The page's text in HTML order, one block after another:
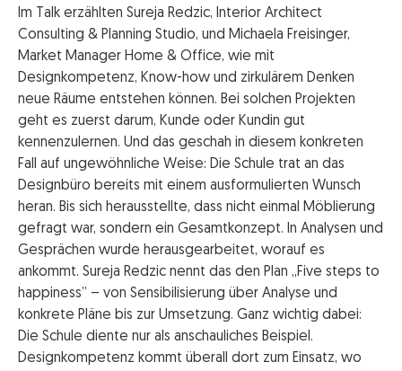
Im Talk erzählten Sureja Redzic, Interior Architect
Consulting & Planning Studio, und Michaela Freisinger,
Market Manager Home & Office, wie mit
Designkompetenz, Know-how und zirkulärem Denken
neue Räume entstehen können. Bei solchen Projekten
geht es zuerst darum, Kunde oder Kundin gut
kennenzulernen. Und das geschah in diesem konkreten
Fall auf ungewöhnliche Weise: Die Schule trat an das
Designbüro bereits mit einem ausformulierten Wunsch
heran. Bis sich herausstellte, dass nicht einmal Möblierung
gefragt war, sondern ein Gesamtkonzept. In Analysen und
Gesprächen wurde herausgearbeitet, worauf es
ankommt. Sureja Redzic nennt das den Plan „Five steps to
happiness” – von Sensibilisierung über Analyse und
konkrete Pläne bis zur Umsetzung. Ganz wichtig dabei:
Die Schule diente nur als anschauliches Beispiel.
Designkompetenz kommt überall dort zum Einsatz, wo